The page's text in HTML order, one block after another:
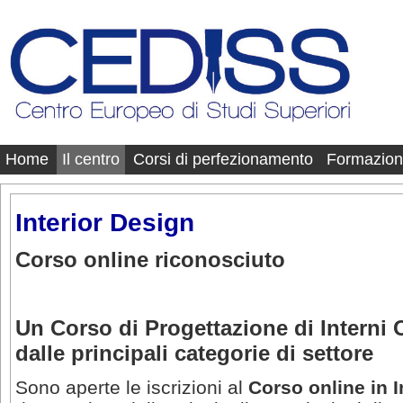
Home Il centro Corsi di perfezionamento
Interior Design
Corso online riconosciuto
Un Corso di Progettazione di Interni
dalle principali categorie di settore
Sono aperte le iscrizioni al Corso online in